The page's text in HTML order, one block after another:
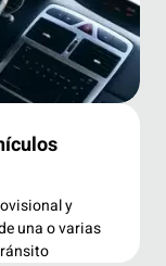
y
una o varias